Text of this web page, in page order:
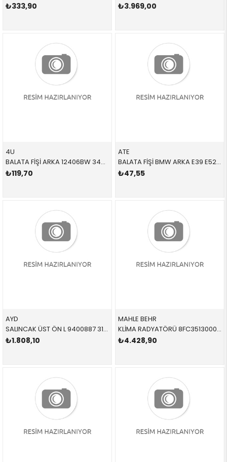
₺333,90 ₺3.969,00
4U
BALATA FİŞİ ARKA 12406BW 34351163066 34351163066 E39 1996-2003
₺119,70
ATE
BALATA FİŞİ BMW ARKA E39 E52 5 SERİSİ Z8 1996-2003
₺47,55
AYD
SALINCAK ÜST ÖN L 9400887 31121141717 31121141717 E39 M52,M54 SOL 1996-2004
₺1.808,10
MAHLE BEHR
KLİMA RADYATÖRÜ 8FC351300001,AC277000S 64538378438 64538378438 E39,E52 2.0,3.0,4.0 1998-2003
₺4.428,90